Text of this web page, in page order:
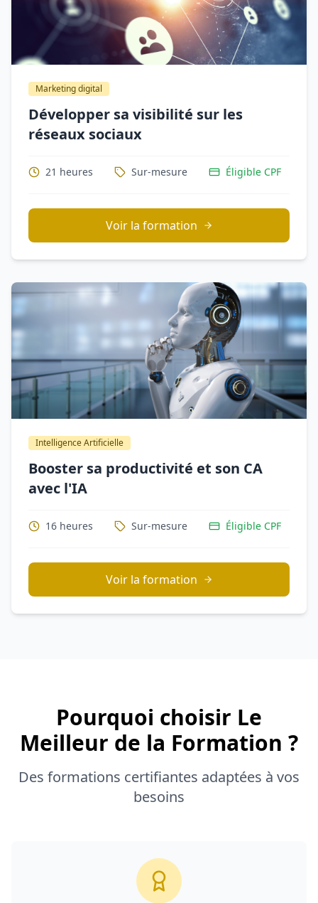
Marketing digital
Développer sa visibilité sur les
réseaux sociaux
21 heures Sur-mesure Éligible CPF
Voir la formation
Intelligence Artificielle
Booster sa productivité et son CA
avec l'IA
16 heures Sur-mesure Éligible CPF
Voir la formation
Pourquoi choisir Le
Meilleur de la Formation ?
Des formations certifiantes adaptées à vos
besoins